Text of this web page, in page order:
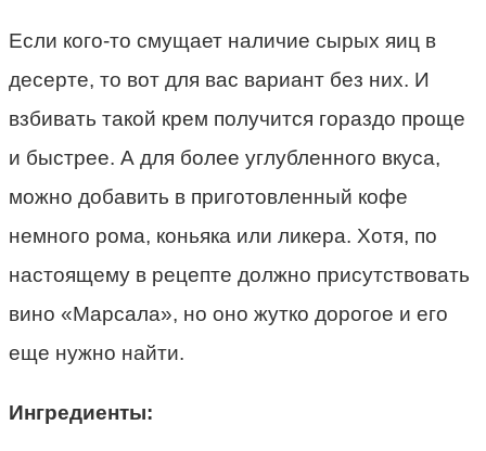
Если кого-то смущает наличие сырых яиц в
десерте, то вот для вас вариант без них. И
взбивать такой крем получится гораздо проще
и быстрее. А для более углубленного вкуса,
можно добавить в приготовленный кофе
немного рома, коньяка или ликера. Хотя, по
настоящему в рецепте должно присутствовать
вино «Марсала», но оно жутко дорогое и его
еще нужно найти.
Ингредиенты: